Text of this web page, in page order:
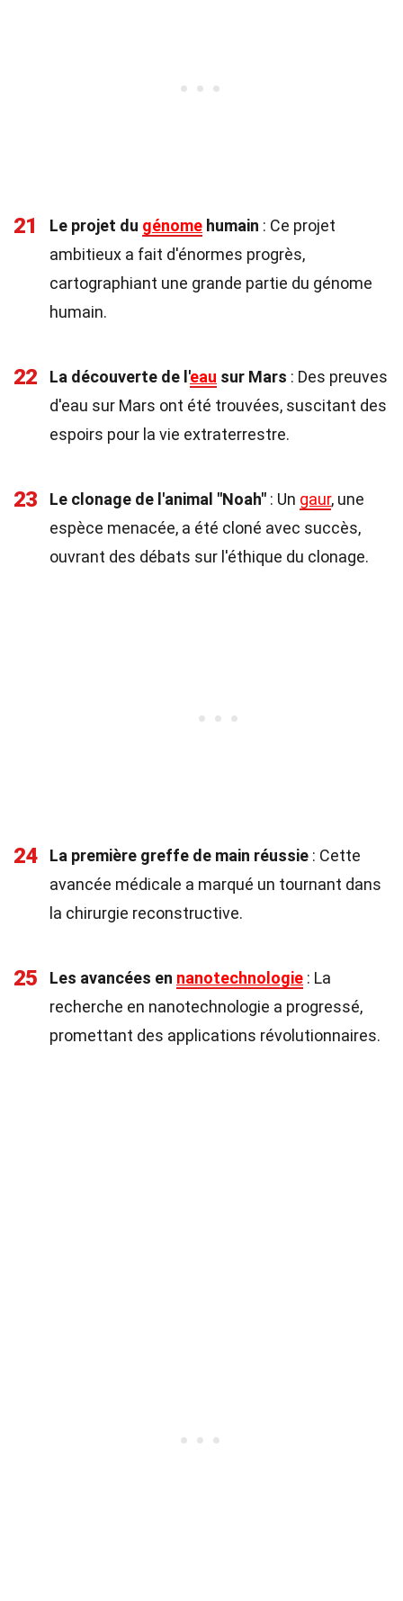
21 Le projet du génome humain : Ce projet
ambitieux a fait d'énormes progrès,
cartographiant une grande partie du génome
humain.
22 La découverte de l'eau sur Mars : Des preuves
d'eau sur Mars ont été trouvées, suscitant des
espoirs pour la vie extraterrestre.
23 Le clonage de l'animal "Noah" : Un gaur, une
espèce menacée, a été cloné avec succès,
ouvrant des débats sur l'éthique du clonage.
24 La première greffe de main réussie : Cette
avancée médicale a marqué un tournant dans
la chirurgie reconstructive.
25 Les avancées en nanotechnologie : La
recherche en nanotechnologie a progressé,
promettant des applications révolutionnaires.